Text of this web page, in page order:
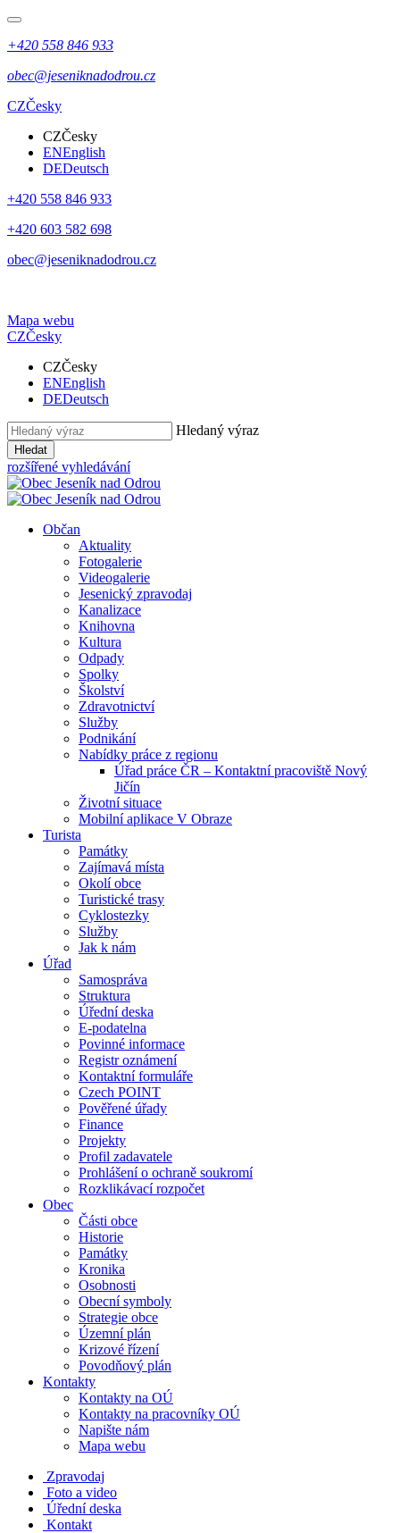
+420 558 846 933
obec@jeseniknadodrou.cz
CZČesky
CZČesky
ENEnglish
DEDeutsch
+420 558 846 933
+420 603 582 698
obec@jeseniknadodrou.cz
Mapa webu
CZČesky
CZČesky
ENEnglish
DEDeutsch
Hledaný výraz
Hledat
rozšířené vyhledávání
Občan
Aktuality
Fotogalerie
Videogalerie
Jesenický zpravodaj
Kanalizace
Knihovna
Kultura
Odpady
Spolky
Školství
Zdravotnictví
Služby
Podnikání
Nabídky práce z regionu
Úřad práce ČR – Kontaktní pracoviště Nový
Jičín
Životní situace
Mobilní aplikace V Obraze
Turista
Památky
Zajímavá místa
Okolí obce
Turistické trasy
Cyklostezky
Služby
Jak k nám
Úřad
Samospráva
Struktura
Úřední deska
E-podatelna
Povinné informace
Registr oznámení
Kontaktní formuláře
Czech POINT
Pověřené úřady
Finance
Projekty
Profil zadavatele
Prohlášení o ochraně soukromí
Rozklikávací rozpočet
Obec
Části obce
Historie
Památky
Kronika
Osobnosti
Obecní symboly
Strategie obce
Územní plán
Krizové řízení
Povodňový plán
Kontakty
Kontakty na OÚ
Kontakty na pracovníky OÚ
Napište nám
Mapa webu
Zpravodaj
Foto a video
Úřední deska
Kontakt